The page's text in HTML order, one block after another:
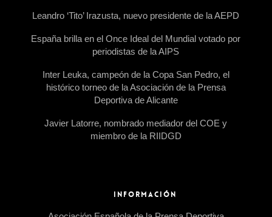
Leandro ‘Tito’ Irazusta, nuevo presidente de la AEPD
España brilla en el Once Ideal del Mundial votado por
periodistas de la AIPS
Inter Leuka, campeón de la Copa San Pedro, el
histórico torneo de la Asociación de la Prensa
Deportiva de Alicante
Javier Latorre, nombrado mediador del COE y
miembro de la RIIDGD
INFORMACIÓN